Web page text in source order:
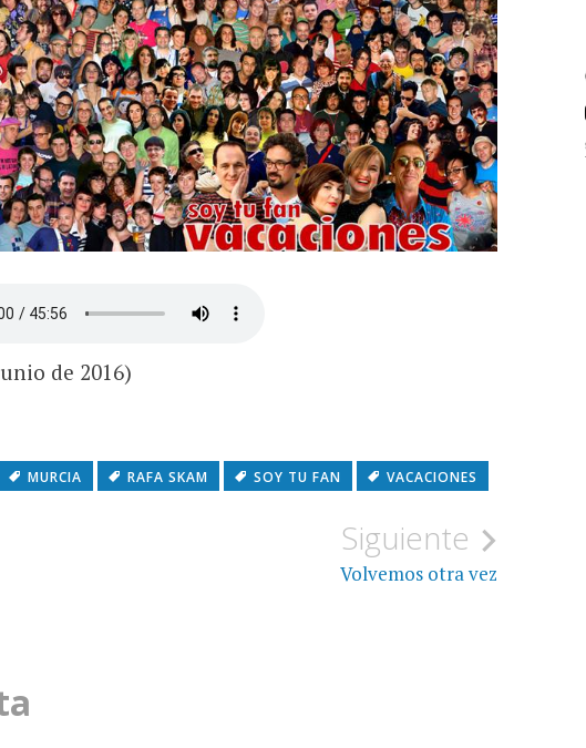
de 2016)
MURCIA RAFA SKAM SOY TU FAN VACACIONES
Siguiente
Volvemos otra vez